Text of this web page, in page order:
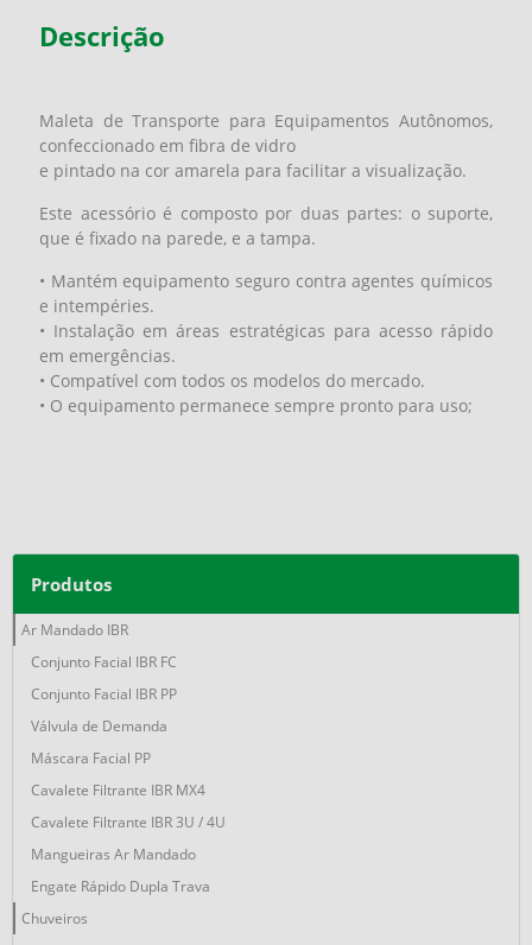
Descrição
Maleta de Transporte para Equipamentos Autônomos,
confeccionado em fibra de vidro
e pintado na cor amarela para facilitar a visualização.
Este acessório é composto por duas partes: o suporte,
que é fixado na parede, e a tampa.
• Mantém equipamento seguro contra agentes químicos
e intempéries.
• Instalação em áreas estratégicas para acesso rápido
em emergências.
• Compatível com todos os modelos do mercado.
• O equipamento permanece sempre pronto para uso;
Produtos
Ar Mandado IBR
Conjunto Facial IBR FC
Conjunto Facial IBR PP
Válvula de Demanda
Máscara Facial PP
Cavalete Filtrante IBR MX4
Cavalete Filtrante IBR 3U / 4U
Mangueiras Ar Mandado
Engate Rápido Dupla Trava
Chuveiros